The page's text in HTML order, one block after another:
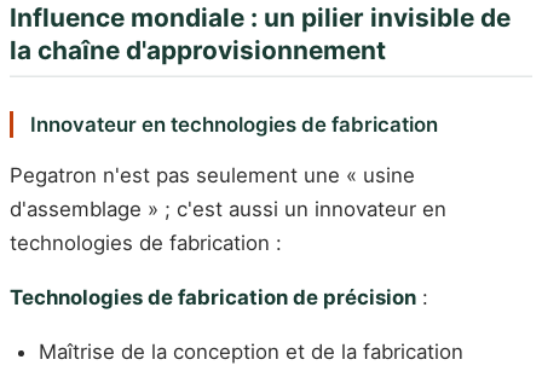
Influence mondiale : un pilier invisible de
la chaîne d'approvisionnement
Innovateur en technologies de fabrication
Pegatron n'est pas seulement une « usine
d'assemblage » ; c'est aussi un innovateur en
technologies de fabrication :
Technologies de fabrication de précision :
Maîtrise de la conception et de la fabrication